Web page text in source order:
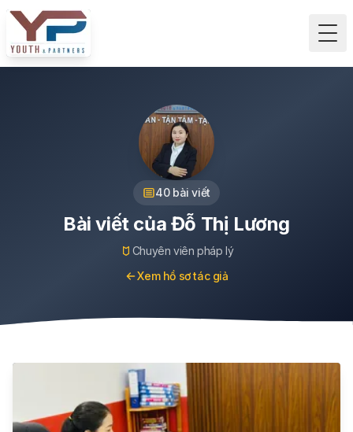
40 bài viết
Bài viết của Đỗ Thị Lương
Chuyên viên pháp lý
Xem hồ sơ tác giả